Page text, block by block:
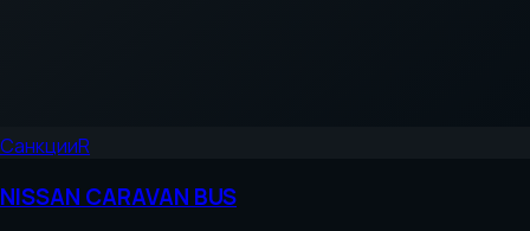
СанкцииR
NISSAN CARAVAN BUS